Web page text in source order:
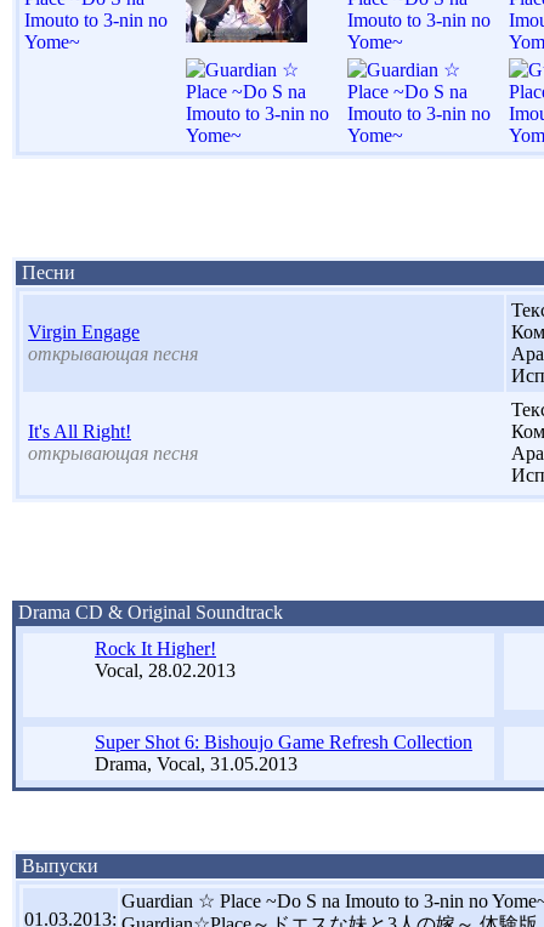
Песни
Virgin Engage
открывающая песня
It's All Right!
открывающая песня
Drama CD & Original Soundtrack
Rock It Higher!
Vocal, 28.02.2013
Super Shot 6: Bishoujo Game Refresh Collection
Drama, Vocal, 31.05.2013
Выпуски
01.03.2013:
Guardian ☆ Place ~Do S na Imouto to 3-nin no